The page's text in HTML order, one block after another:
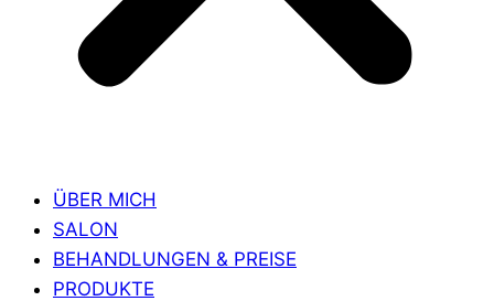
ÜBER MICH
SALON
BEHANDLUNGEN & PREISE
PRODUKTE